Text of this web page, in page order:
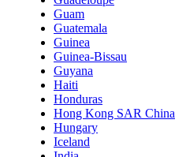
Guam
Guatemala
Guinea
Guinea-Bissau
Guyana
Haiti
Honduras
Hong Kong SAR China
Hungary
Iceland